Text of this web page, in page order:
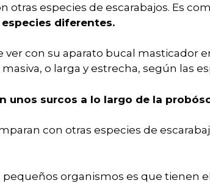
especies de escarabajos. Es
diferentes.
con su aparato bucal masticador
o larga y estrecha, según las
unos surcos a lo largo de la
con otras especies de
organismos es que tienen